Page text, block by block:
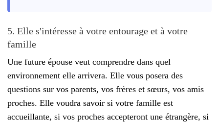
5. Elle s'intéresse à votre entourage et à votre
famille
Une future épouse veut comprendre dans quel
environnement elle arrivera. Elle vous posera des
questions sur vos parents, vos frères et sœurs, vos amis
proches. Elle voudra savoir si votre famille est
accueillante, si vos proches accepteront une étrangère, si